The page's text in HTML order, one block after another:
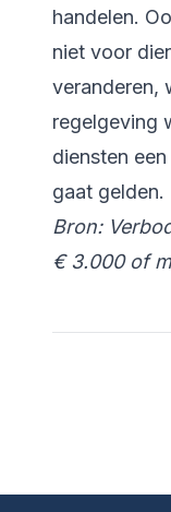
handelen.
niet voor
veranderen,
regelgeving
diensten
gaat gelden.
Bron:
€ 3.000 of